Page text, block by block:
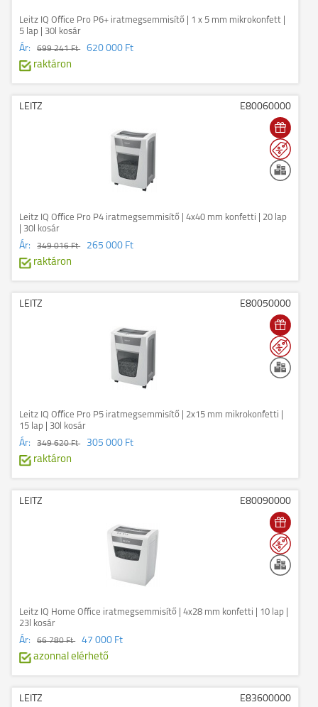
Leitz IQ Office Pro P6+ iratmegsemmisítő | 1 x 5 mm mikrokonfett |
5 lap | 30l kosár
Ár: 699 241 Ft
620 000 Ft
raktáron
LEITZ E80060000
Leitz IQ Office Pro P4 iratmegsemmisítő | 4x40 mm konfetti | 20 lap
| 30l kosár
Ár: 349 016 Ft
265 000 Ft
raktáron
LEITZ E80050000
Leitz IQ Office Pro P5 iratmegsemmisítő | 2x15 mm mikrokonfetti |
15 lap | 30l kosár
Ár: 349 620 Ft
305 000 Ft
raktáron
LEITZ E80090000
Leitz IQ Home Office iratmegsemmisítő | 4x28 mm konfetti | 10 lap |
23l kosár
Ár: 66 780 Ft
47 000 Ft
azonnal elérhető
LEITZ E83600000